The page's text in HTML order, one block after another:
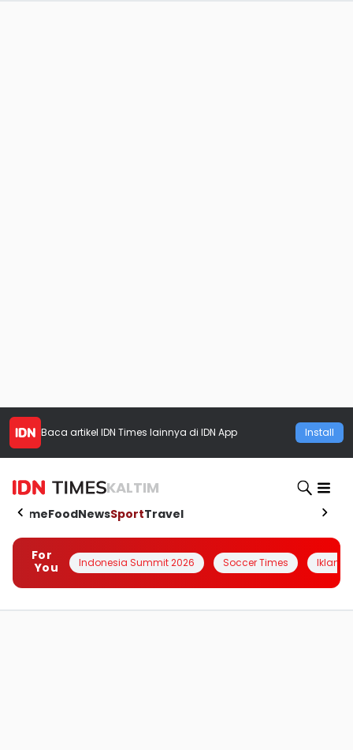
Baca artikel IDN Times lainnya di IDN App Install
KALTIM
HomeFoodNewsSportTravel
For
You
Indonesia Summit 2026 Soccer Times Iklanin